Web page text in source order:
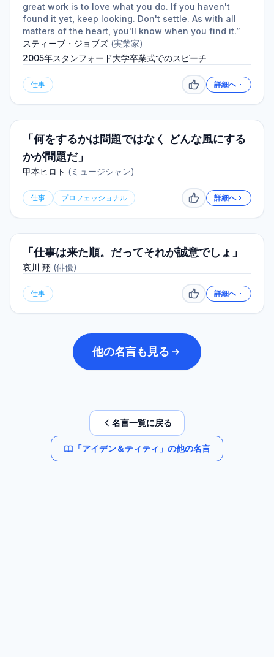
great work is to love what you do. If you haven't
found it yet, keep looking. Don't settle. As with all
matters of the heart, you'll know when you find it.”
スティーブ・ジョブズ (実業家)
2005年スタンフォード大学卒業式でのスピーチ
仕事 いいね詳細へ
「何をするかは問題ではなく どんな風にする
かが問題だ」
甲本ヒロト (ミュージシャン)
仕事 プロフェッショナル いいね詳細へ
「仕事は来た順。だってそれが誠意でしょ」
哀川 翔 (俳優)
仕事 いいね詳細へ
他の名言も見る
名言一覧に戻る
「アイデン＆ティティ 」の他の名言